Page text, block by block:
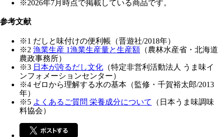
※2026年7月時点で掲載している商品です。
参考文献
※1 だしと味付けの便利帳（晋遊社/2018年）
※2 漁業生産 1漁業生産量と生産額 （農林水産省・北海道
農政事務所）
※3 日本が誇るだし文化 （特定非営利活動法人 うま味イ
ンフォメーションセンター）
※4 ゼロから理解する水の基本（監修・千賀裕太郎/2013
年）
※5 よくあるご質問 栄養成分について
（日本うま味調味
料協会）